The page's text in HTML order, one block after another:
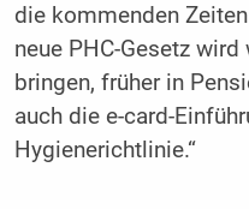
die kommenden
neue PHC-Gesetz
bringen, früher in
auch die e-card-
Hygienerichtlinie.“